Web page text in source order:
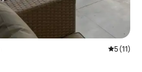
5 av 5 i
5 (11)